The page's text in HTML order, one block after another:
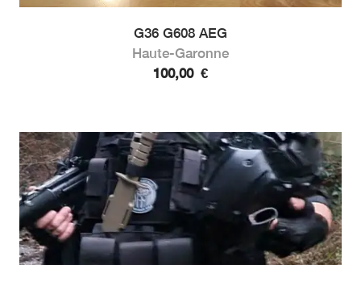
G36 G608 AEG
Haute-Garonne
100,00 €